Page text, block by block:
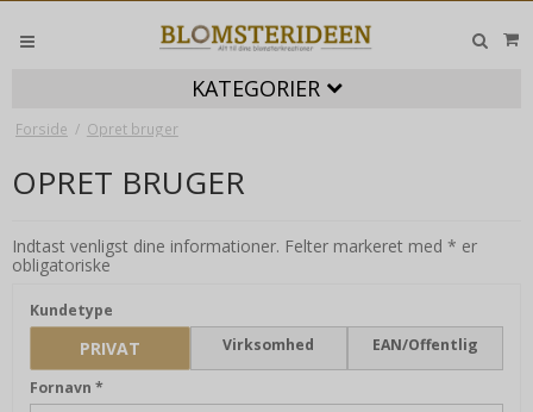
KATEGORIER
Forside / Opret bruger
OPRET BRUGER
Indtast venligst dine informationer. Felter markeret med * er
obligatoriske
Kundetype
PRIVAT Virksomhed EAN/Offentlig
Fornavn *